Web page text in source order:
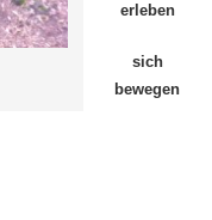
erleben
sich
bewegen